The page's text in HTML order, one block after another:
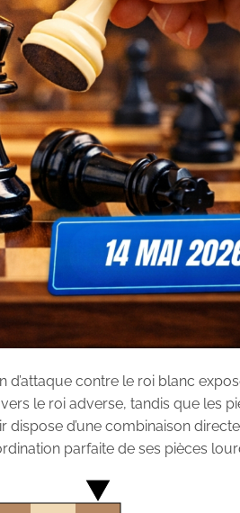
contre le roi blanc
le roi adverse, tandis que les
d’une combinaison
parfaite de ses pièces